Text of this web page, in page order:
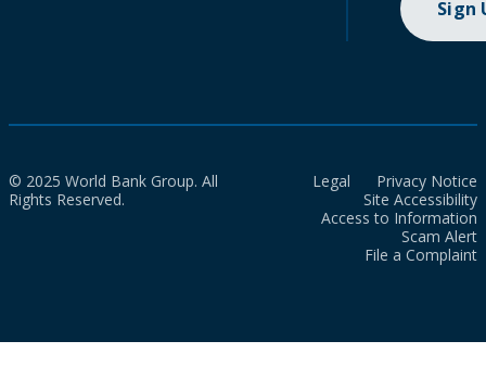
Sign
© 2025 World Bank Group. All
Rights Reserved.
Legal
Privacy Notice
Site Accessibility
Access to Information
Scam Alert
File a Complaint